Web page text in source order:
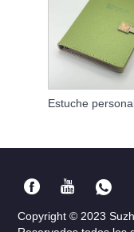
Copyright © 2023